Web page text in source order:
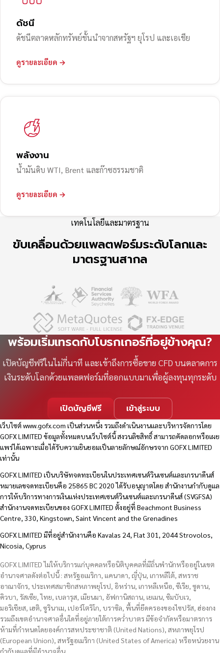
ดัชนี
ดัชนีตลาดหลักทรัพย์ชั้นนำจากสหรัฐฯ ยุโรป และเอเชีย
ดูรายละเอียด →
พลังงาน
น้ำมันดิบ WTI, Brent และก๊าซธรรมชาติ
ดูรายละเอียด →
เทคโนโลยีและมาตรฐาน
ขับเคลื่อนด้วยแพลตฟอร์มระดับโลกและ
มาตรฐานสากล
พร้อมเริ่มเทรดกับโบรกเกอร์ที่อยู่ข้างคุณ?
เปิดบัญชีฟรีในไม่กี่นาที และเข้าถึงการซื้อขาย CFD บนตลาดการ
เงินระดับโลกด้วยแพลตฟอร์มที่ออกแบบมาเพื่อผู้ลงทุนทุกระดับ
เปิดบัญชีฟรี เข้าสู่ระบบ
เว็บไซต์www.gofx.com เป็นส่วนหนึ่ง รวมถึงดำเนินงานและบริหารจัดการโดย
GOFX LIMITED ข้อมูลทั้งหมดบนเว็บไซต์นี้ สงวนลิขสิทธิ์ สามารถคัดลอกหรือเผย
แพร่ได้เฉพาะเมื่อได้รับความยินยอมเป็นลายลักษณ์อักษรจาก GOFX LIMITED
เท่านั้น
GOFX LIMITED เป็นบริษัทจดทะเบียนในประเทศเซนต์วินเซนต์และเกรนาดีนส์
หมายเลขจดทะเบียนคือ 25865 BC 2020 ได้รับอนุญาตโดย สำนักงานกำกับดูแล
การให้บริการทางการเงินแห่งประเทศเซนต์วินเซนต์และเกรนาดีนส์ (SVGFSA)
สำนักงานจดทะเบียนของ GOFX LIMITED ตั้งอยู่ที่ Beachmont Business
Centre, 330, Kingstown, Saint Vincent and the Grenadines
GOFX LIMITED มีที่อยู่สำนักงานคือ Kavalas 24, Flat 301, 2044 Strovolos,
Nicosia, Cyprus
GOFX LIMITED ไม่ให้บริการแก่บุคคลหรือนิติบุคคลที่มีถิ่นพำนักหรืออยู่ในเขต
อำนาจศาลดังต่อไปนี้ : สหรัฐอเมริกา, แคนาดา, ญี่ปุ่น, เกาหลีใต้, สหราช
อาณาจักร, ประเทศสมาชิกสหภาพยุโรป, อิหร่าน, เกาหลีเหนือ, ซีเรีย, ซูดาน,
คิวบา, รัสเซีย, ไทย, เบลารุส, เมียนมา, อัฟกานิสถาน, เยเมน, ซิมบับเว,
มอริเชียส, เฮติ, ซูรินาเม, เปอร์โตริโก, บราซิล, พื้นที่ยึดครองของไซปรัส, ฮ่องกง
รวมถึงเขตอำนาจศาลอื่นใดที่อยู่ภายใต้การคว่ำบาตร มีข้อจำกัดหรือมาตรการ
ห้ามที่กำหนดโดยองค์การสหประชาชาติ (United Nations), สหภาพยุโรป
(European Union), สหรัฐอเมริกา (United States of America) หรือหน่วยงาน
กำกับดูแลที่มีอำนาจอื่น